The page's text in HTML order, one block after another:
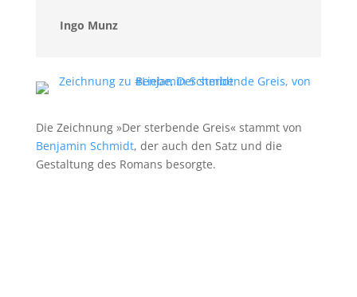
Ingo Munz
Die Zeichnung »Der sterbende Greis« stammt von
Benjamin Schmidt, der auch den Satz und die
Gestaltung des Romans besorgte.